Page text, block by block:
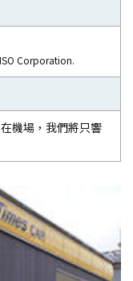
Corporation.
機場，我們將只響